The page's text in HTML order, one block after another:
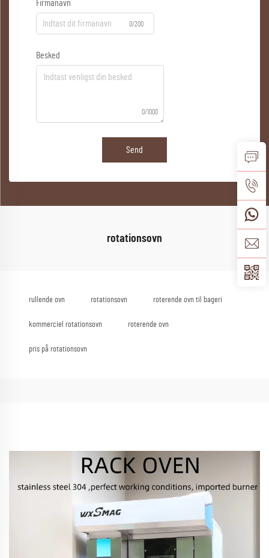
Firmanavn
0/200
Besked
0/1000
Send
rotationsovn
rullende ovn rotationsovn roterende ovn til bageri
kommerciel rotationsovn roterende ovn
pris på rotationsovn